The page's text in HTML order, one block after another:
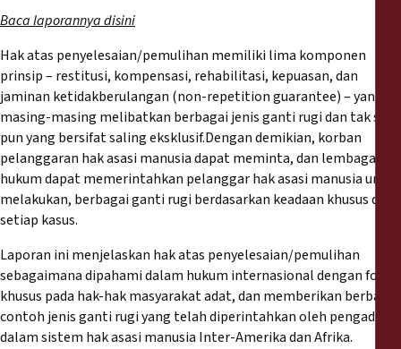
Press Releases
Training Materials
Briefing Papers
Legal Submissions
Annual Reports
Baca laporannya disini
Hak atas penyelesaian/pemulihan memiliki lima komponen
prinsip – restitusi, kompensasi, rehabilitasi, kepuasan, dan
jaminan ketidakberulangan (non-repetition guarantee) – yang
masing-masing melibatkan berbagai jenis ganti rugi dan tak satu
pun yang bersifat saling eksklusif.Dengan demikian, korban
pelanggaran hak asasi manusia dapat meminta, dan lembaga
hukum dapat memerintahkan pelanggar hak asasi manusia untuk
melakukan, berbagai ganti rugi berdasarkan keadaan khusus dari
setiap kasus.
Laporan ini menjelaskan hak atas penyelesaian/pemulihan
sebagaimana dipahami dalam hukum internasional dengan fokus
khusus pada hak-hak masyarakat adat, dan memberikan berbagai
contoh jenis ganti rugi yang telah diperintahkan oleh pengadilan
dalam sistem hak asasi manusia Inter-Amerika dan Afrika.